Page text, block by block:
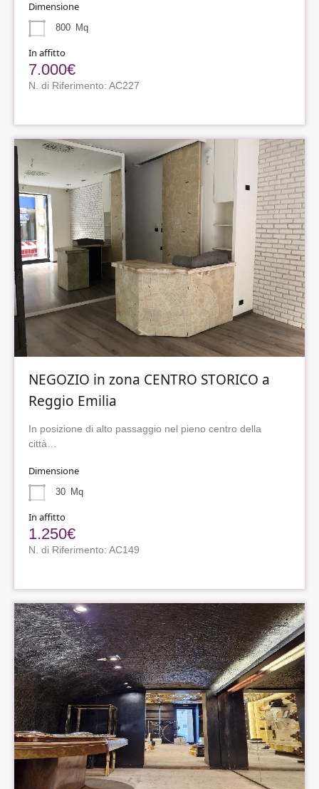
Dimensione
800 Mq
In affitto
7.000€
N. di Riferimento: AC227
NEGOZIO in zona CENTRO STORICO a
Reggio Emilia
In posizione di alto passaggio nel pieno centro della
città…
Dimensione
30 Mq
In affitto
1.250€
N. di Riferimento: AC149